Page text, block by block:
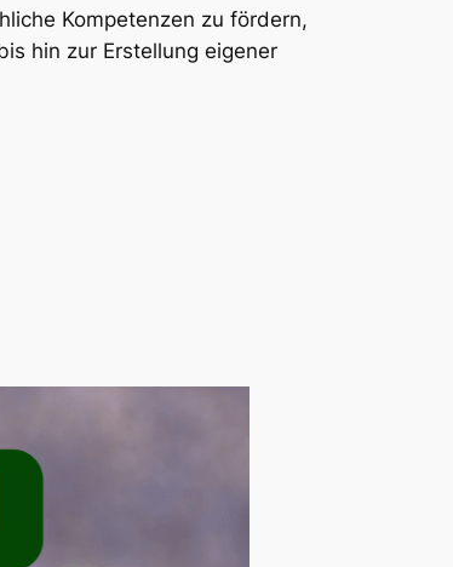
Kompetenzen zu fördern,
hin zur Erstellung eigener